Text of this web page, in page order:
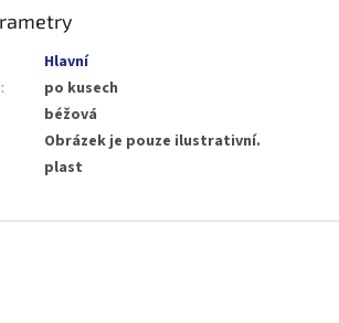
Hlavní
:
po kusech
béžová
Obrázek je pouze ilustrativní.
plast